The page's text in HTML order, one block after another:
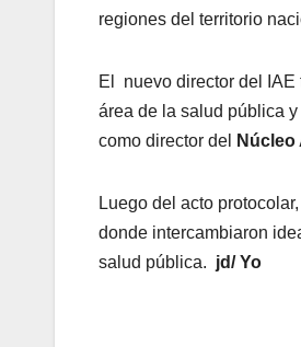
regiones del territorio
El nuevo director del IAE
área de la salud pública
como director del
Núcleo
Luego del acto
donde intercambiaron
salud pública. jd/ Yo